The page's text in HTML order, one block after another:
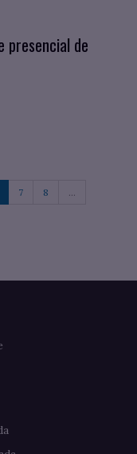
presencial de
7 8 ...